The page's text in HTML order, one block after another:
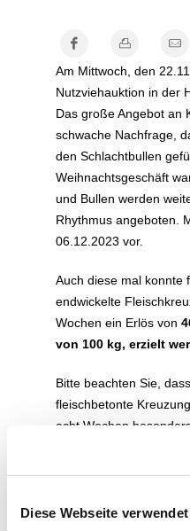
Diese Webseite
Am Mittwoch, den
Nutzviehauktion in der
Das große Angebot an
schwache Nachfrage,
den Schlachtbullen
Weihnachtsgeschäft
und Bullen werden
Rhythmus angeboten.
06.12.2023 vor.
Auch diese mal konnte
endwickelte
Wochen ein Erlös von
von 100 kg, erzielt
Bitte beachten Sie,
fleischbetonte
acht Wochen